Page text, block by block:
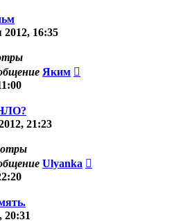
2012, 16:35
Яким
21:23
Ulyanka
20:31